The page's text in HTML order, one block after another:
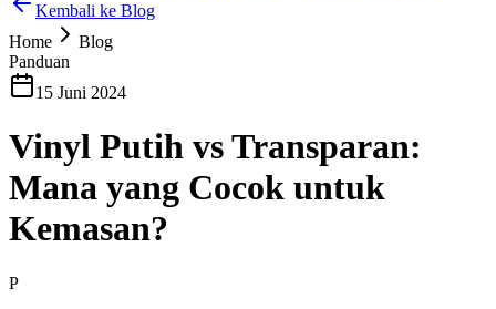
Kembali ke Blog
Home
Blog
Panduan
15 Juni 2024
Vinyl Putih vs Transparan:
Mana yang Cocok untuk
Kemasan?
P